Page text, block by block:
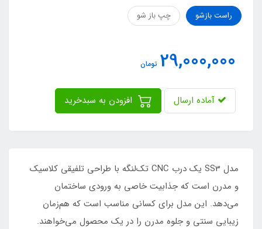
راست بازشو
چپ باز شو
29,000,000 تومان
آماده ارسال
مدل SS3 یک درب CNC تک‌لنگه با طراحی تلفیقی کلاسیک
و مدرن است که جذابیت خاصی به ورودی ساختمان
می‌دهد. این مدل برای کسانی مناسب است که هم‌زمان
زیبایی سنتی و جلوه مدرن را در یک محصول می‌خواهند.